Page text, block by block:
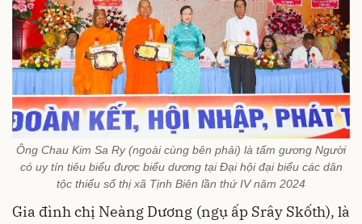
Ông Chau Kim Sa Ry (ngoài cùng bên phải) là tấm gương Người
có uy tín tiêu biểu được biểu dương tại Đại hội đại biểu các dân
tộc thiểu số thị xã Tịnh Biên lần thứ IV năm 2024
Gia đình chị Neàng Dương (ngụ ấp Srây Skốth), là